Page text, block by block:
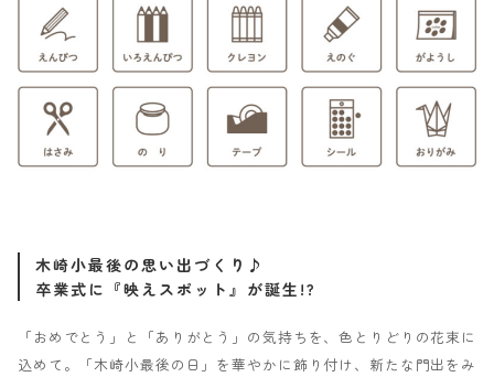
木崎小最後の思い出づくり♪
卒業式に『映えスポット』が誕生!?
「おめでとう」と「ありがとう」の気持ちを、色とりどりの花束に
込めて。「木崎小最後の日」を華やかに飾り付け、新たな門出をみ